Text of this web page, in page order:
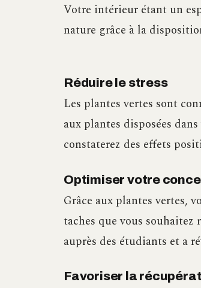
Votre intérieur étant un
nature grâce à la
Réduire le stress
Les plantes vertes sont
aux plantes disposées
constaterez des effets
Optimiser votre
Grâce aux plantes vertes,
taches que vous
auprès des étudiants et a
Favoriser la